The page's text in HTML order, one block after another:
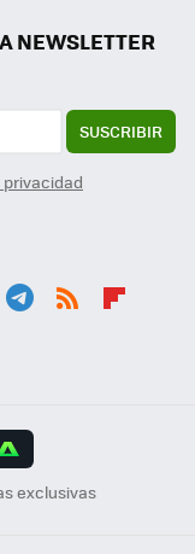
NEWSLETTER
SUSCRIBIR
exclusivas